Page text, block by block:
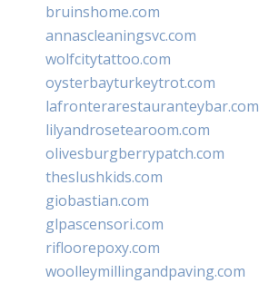
bruinshome.com
annascleaningsvc.com
wolfcitytattoo.com
oysterbayturkeytrot.com
lafronterarestauranteybar.com
lilyandrosetearoom.com
olivesburgberrypatch.com
theslushkids.com
giobastian.com
glpascensori.com
rifloorepoxy.com
woolleymillingandpaving.com